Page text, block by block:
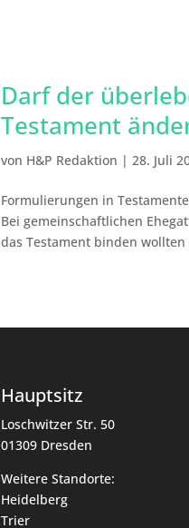
Darf der
Testament
von H&P Redaktion | 28. Juli
Formulierungen in
Bei gemeinschaftlichen
das Testament binden
Hauptsitz
Loschwitzer Str. 50
01309 Dresden
Weitere Standorte:
Heidelberg
Trier